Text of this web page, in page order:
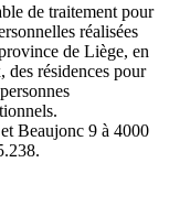
de traitement pour
réalisées
de Liège, en
des résidences pour
Beaujonc 9 à 4000